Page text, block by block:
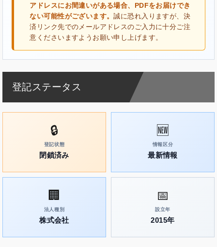
アドレスにお間違いがある場合、PDFをお届けでき
ない可能性がございます。誠に恐れ入りますが、決
済リンク先でのメールアドレスのご入力に十分ご注
意くださいますようお願い申し上げます。
登記ステータス
🔒
登記状態
閉鎖済み
🆕
情報区分
最新情報
🏢
法人種別
株式会社
📅
設立年
2015年